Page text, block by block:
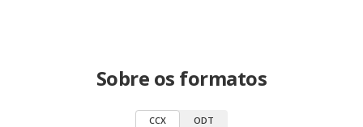
Sobre os formatos
CCX ODT